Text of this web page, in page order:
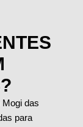
das
para